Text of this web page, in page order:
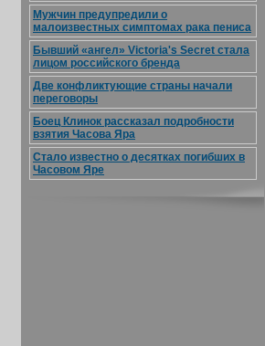
Мужчин предупредили о
малоизвестных симптомах рака пениса
Бывший «ангел» Victoria's Secret стала
лицом российского бренда
Две конфликтующие страны начали
переговоры
Боец Клинок рассказал подробности
взятия Часова Яра
Стало известно о десятках погибших в
Часовом Яре